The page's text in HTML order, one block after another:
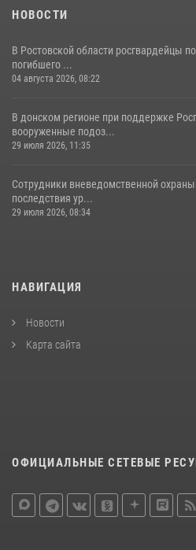
НОВОСТИ
В Ростовской области росгвардейцы
погибшего ...
04 августа 2026, 08:22
В донском регионе при поддержке
вооруженные подоз...
29 июля 2026, 11:35
Сотрудники вневедомственной
последствия ур...
29 июля 2026, 08:34
НАВИГАЦИЯ
Новости
Карта сайта
ОФИЦИАЛЬНЫЕ СЕТЕВЫЕ